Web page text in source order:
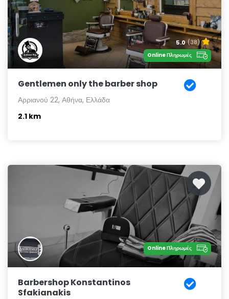
5.0 (38)
Online Πληρωμές
Gentlemen only the barber shop
Αρριανού 22, Αθήνα, Ελλάδα
2.1 km
Online Πληρωμές
Barbershop Konstantinos
Sfakianakis